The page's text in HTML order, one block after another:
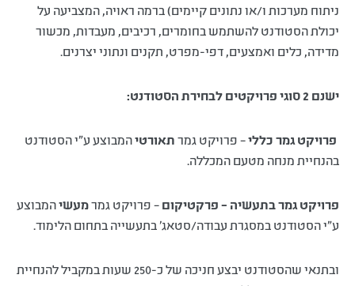
ניתוח מערכות ו/או נתונים קיימים) ברמה ראויה, המצביעה על
יכולת הסטודנט להשתמש בחומרים, רכיבים, מעבדות, מכשור
מדידה, כלים ואמצעים, דפי-מפרט, תקנים ונתוני יצרנים.
ישנם 2 סוגי פרויקטים לבחירת הסטודנט:
פרויקט גמר כללי– פרויקט גמרתאורטיהמבוצע ע"י הסטודנט
בהנחיית מנחה מטעם המכללה.
פרויקט גמר בתעשיה – פרקטיקום– פרויקט גמרמעשיהמבוצע
ע"י הסטודנט במסגרת עבודה/סטאג' בתעשייה בתחום הלימוד.
ובתנאי שהסטודנט יבצע חניכה של כ-250 שעות במקביל להנחיית